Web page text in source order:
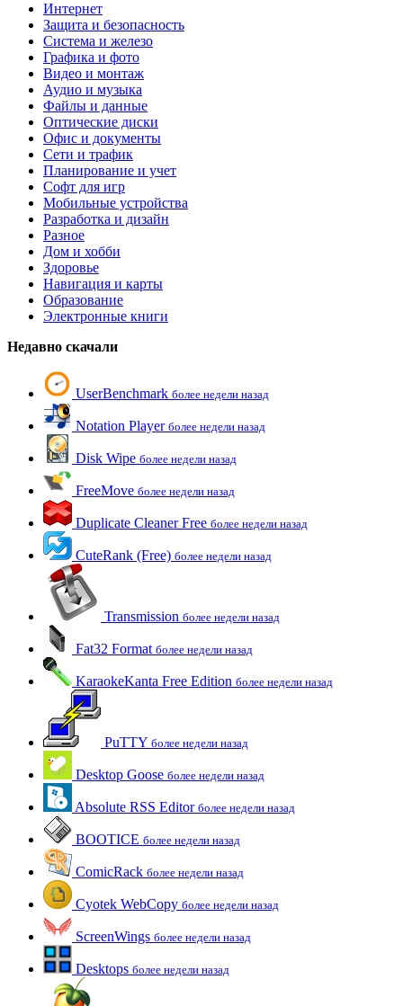
Интернет
Защита и безопасность
Система и железо
Графика и фото
Видео и монтаж
Аудио и музыка
Файлы и данные
Оптические диски
Офис и документы
Сети и трафик
Планирование и учет
Софт для игр
Мобильные устройства
Разработка и дизайн
Разное
Дом и хобби
Здоровье
Навигация и карты
Образование
Электронные книги
Недавно скачали
UserBenchmark более недели назад
Notation Player более недели назад
Disk Wipe более недели назад
FreeMove более недели назад
Duplicate Cleaner Free более недели назад
CuteRank (Free) более недели назад
Transmission более недели назад
Fat32 Format более недели назад
KaraokeKanta Free Edition более недели назад
PuTTY более недели назад
Desktop Goose более недели назад
Absolute RSS Editor более недели назад
BOOTICE более недели назад
ComicRack более недели назад
Cyotek WebCopy более недели назад
ScreenWings более недели назад
Desktops более недели назад